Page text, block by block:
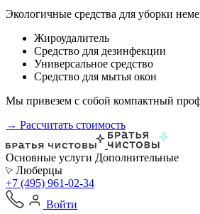
Экологичные средства для уборки
Жироудалитель
Средство для дезинфекции
Универсальное средство
Средство для мытья окон
Мы привезем с собой компактный
→ Рассчитать стоимость
Основные услуги Дополнительные
Люберцы
+7 (495) 961-02-34
Войти